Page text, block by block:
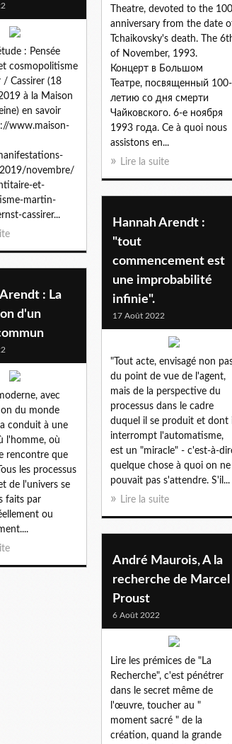
Theatre, devoted to the 100
anniversary from the date
Tchaikovsky's death. The
of November, 1993.
Концерт в Большом
Театре, посвященный 100-
летию со дня смерти
Чайковского. 6-е ноября
1993 года. Ce à quoi nous
assistons en...
Lire la suite
: Pensée
cosmopolitisme
/ Cassirer (18
à la Maison
en savoir
www.maison-
novembre/
et-
martin-
cassirer...
Hannah Arendt :
"tout
commencement est
une improbabilité
infinie".
17 Août 2022
"Tout acte, envisagé non
du point de vue de l'agent,
mais de la perspective du
processus dans le cadre
duquel il se produit et dont
interrompt l'automatisme,
est un "miracle" - c'est-à-
quelque chose à quoi on ne
pouvait pas s'attendre. S'il...
Lire la suite
: La
d'un
avec
du monde
conduit à une
l'homme, où
rencontre que
les processus
de l'univers se
faits par
ou
André Maurois, A la
recherche de Marcel
Proust
6 Août 2022
Lire les prémices de "La
Recherche", c'est pénétrer
dans le secret même de
l'œuvre, toucher au "
moment sacré " de la
création, quand la grande